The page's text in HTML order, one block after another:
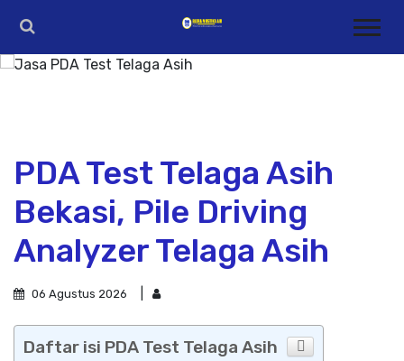
PDA Test Telaga Asih
Bekasi, Pile Driving
Analyzer Telaga Asih
06 Agustus 2026
Daftar isi PDA Test Telaga Asih